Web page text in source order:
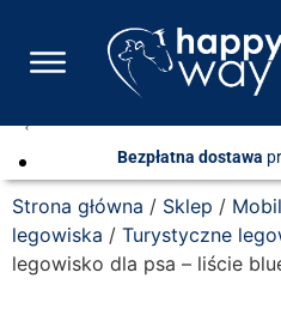
Bezpłatna dostawaprzy
Strona główna / Sklep /
legowiska / Turystyczne
legowisko dla psa – liście